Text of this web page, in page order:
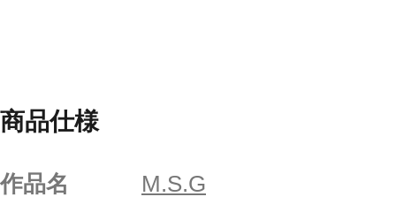
商品仕様
作品名
M.S.G